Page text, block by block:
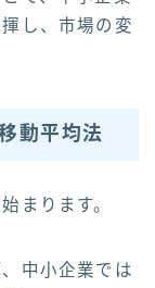
し、市場の変
動平均法
まります。
中小企業では